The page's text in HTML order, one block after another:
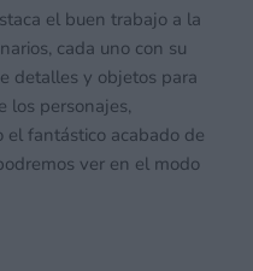
el buen trabajo a la
cada uno con su
detalles y objetos para
los personajes,
fantástico acabado de
ver en el modo